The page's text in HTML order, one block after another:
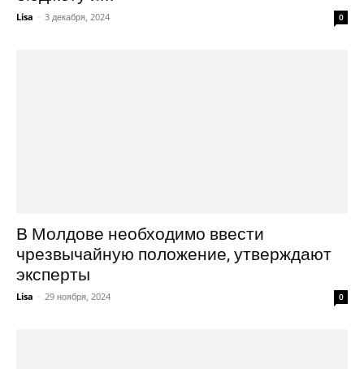
Lisa - 3 декабря, 2024 0
В Молдове необходимо ввести
чрезвычайную положение, утверждают
эксперты
Lisa - 29 ноября, 2024 0